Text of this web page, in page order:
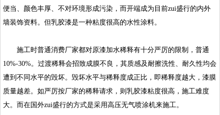
便当、颜色丰厚、不对环境形成污染，而开端成为目前zui盛行的内外
墙装饰资料。但乳胶漆是一种粘度很高的水性涂料。
施工时普通消费厂家都对原漆加水稀释有十分严厉的限制，普通
10%-30%。过渡稀释会招致成膜不良，其质感及耐擦洗性、耐久性均会
遭到不同水平的毁坏。毁坏水平与稀释度成正比，即稀释度越大，漆膜
质量越差。如严厉按厂家的稀释请求，则乳胶漆粘度很高，施工难度
大。而在国外zui盛行的方式是采用高压无气喷涂机来施工。